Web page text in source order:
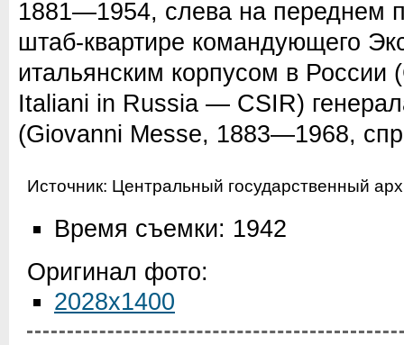
1881—1954, слева на переднем
штаб-квартире командующего
итальянским корпусом в России
Italiani in Russia — CSIR)
(Giovanni Messe, 1883—1968,
Источник: Центральный государственный
Время съемки: 1942
Оригинал фото:
2028x1400